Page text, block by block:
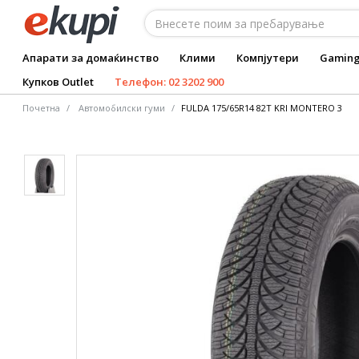
Апарати за домаќинство Клими Компјутери
Купков Outlet
Телефон: 02 3202 900
Почетна Автомобилски гуми FULDA 175/65R14 82T KRI MONTERO 3